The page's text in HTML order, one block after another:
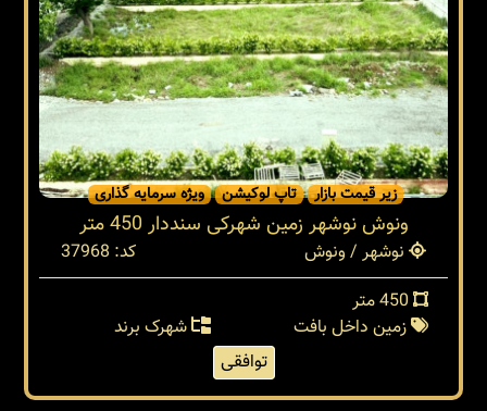
زیر قیمت بازار تاپ لوکیشن ویژه سرمایه گذاری
ونوش نوشهر زمین شهرکی سنددار 450 متر
نوشهر / ونوش
کد: 37968
زمین داخل بافت
شهرک برند
توافقی